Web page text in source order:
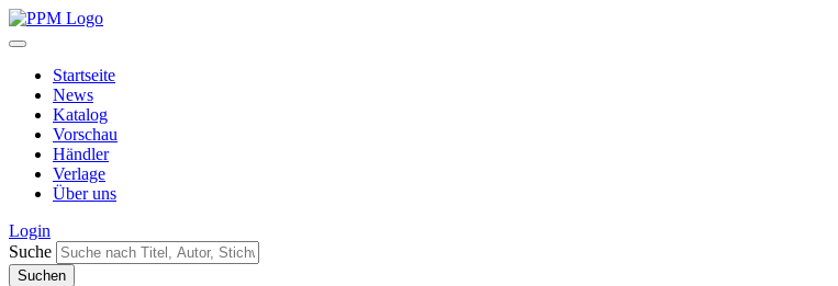
Startseite
News
Katalog
Vorschau
Händler
Verlage
Über uns
Login
Suche